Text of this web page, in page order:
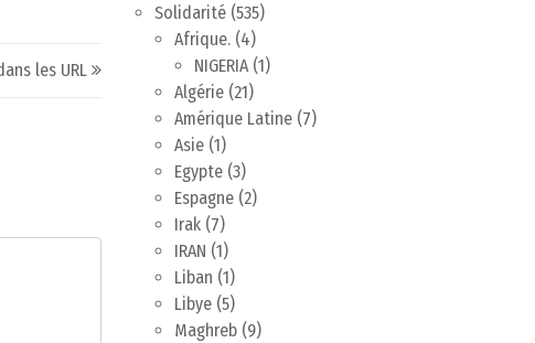
les URL
Solidarité (535)
Afrique. (4)
NIGERIA(1)
Algérie (21)
Amérique Latine (7)
Asie (1)
Egypte (3)
Espagne (2)
Irak (7)
IRAN (1)
Liban (1)
Libye (5)
Maghreb (9)